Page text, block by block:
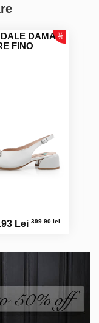
DAMA
FINO
Lei399.90 lei